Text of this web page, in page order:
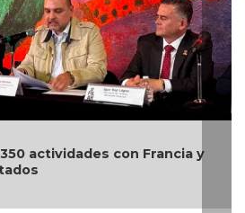
de Arte Chicanx